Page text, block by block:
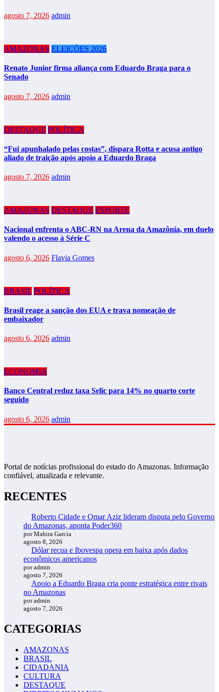
agosto 7, 2026 admin
AMAZONAS ELEIÇÕES 2026
Renato Junior firma aliança com Eduardo Braga para o
Senado
agosto 7, 2026 admin
DESTAQUE POLÍTICA
“Fui apunhalado pelas costas”, dispara Rotta e acusa antigo
aliado de traição após apoio a Eduardo Braga
agosto 7, 2026 admin
AMAZONAS DESTAQUE ESPORTE
Nacional enfrenta o ABC-RN na Arena da Amazônia, em duelo
valendo o acesso à Série C
agosto 6, 2026 Flavia Gomes
BRASIL POLÍTICA
Brasil reage a sanção dos EUA e trava nomeação de
embaixador
agosto 6, 2026 admin
ECONOMIA
Banco Central reduz taxa Selic para 14% no quarto corte
seguido
agosto 6, 2026 admin
Portal de notícias profissional do estado do Amazonas. Informação
confiável, atualizada e relevante.
RECENTES
Roberto Cidade e Omar Aziz lideram disputa pelo Governo
do Amazonas, aponta Poder360
por Mahira Garcia
agosto 8, 2026
Dólar recua e Ibovespa opera em baixa após dados
econômicos americanos
por admin
agosto 7, 2026
Apoio a Eduardo Braga cria ponte estratégica entre rivais
no Amazonas
por admin
agosto 7, 2026
CATEGORIAS
AMAZONAS
BRASIL
CIDADANIA
CULTURA
DESTAQUE